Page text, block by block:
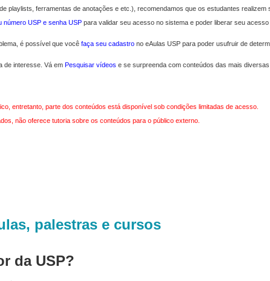
playlists, ferramentas de anotações e etc.), recomendamos que os estudantes realizem
número USP e senha USP para validar seu acesso no sistema e poder liberar seu
é possível que você faça seu cadastro no eAulas USP para poder usufruir de
de interesse. Vá em Pesquisar vídeos e se surpreenda com conteúdos das mais
entretanto, parte dos conteúdos está disponível sob condições limitadas de acesso.
não oferece tutoria sobre os conteúdos para o público externo.
palestras e cursos
da USP?